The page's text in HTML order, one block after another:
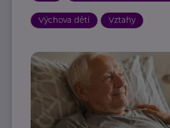
Výchova dětí Vztahy